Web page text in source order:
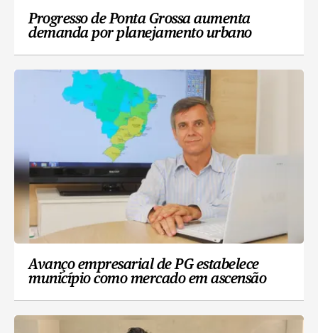
Progresso de Ponta Grossa aumenta
demanda por planejamento urbano
Avanço empresarial de PG estabelece
município como mercado em ascensão